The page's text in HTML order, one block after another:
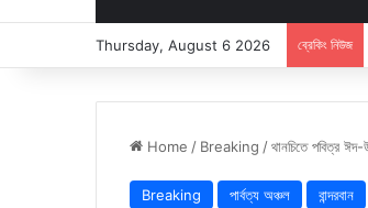
Thursday, August 6 2026 ব্রেকিং নিউজ
Home / Breaking /থানচিতে পবিত্র
Breaking পার্বত্য অঞ্চল বান্দরবান